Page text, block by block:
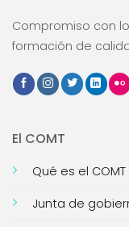
Compromiso con
formación de
El COMT
Qué es el COMT
Junta de